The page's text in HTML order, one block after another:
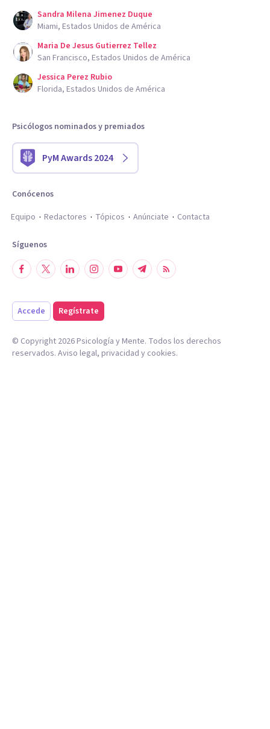
Sandra Milena Jimenez Duque
Miami, Estados Unidos de América
Maria De Jesus Gutierrez Tellez
San Francisco, Estados Unidos de América
Jessica Perez Rubio
Florida, Estados Unidos de América
Psicólogos nominados y premiados
PyM Awards 2024
Conócenos
Equipo
Redactores Tópicos Anúnciate Contacta
Síguenos
Accede Regístrate
© Copyright 2026Psicología y Mente. Todos los derechos
reservados. Aviso legal, privacidad y cookies.